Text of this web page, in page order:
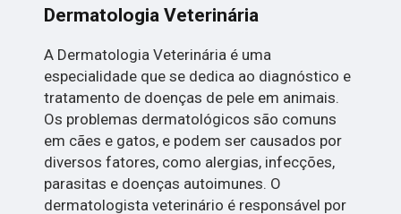
Dermatologia Veterinária
A Dermatologia Veterinária é uma
especialidade que se dedica ao diagnóstico e
tratamento de doenças de pele em animais.
Os problemas dermatológicos são comuns
em cães e gatos, e podem ser causados por
diversos fatores, como alergias, infecções,
parasitas e doenças autoimunes. O
dermatologista veterinário é responsável por